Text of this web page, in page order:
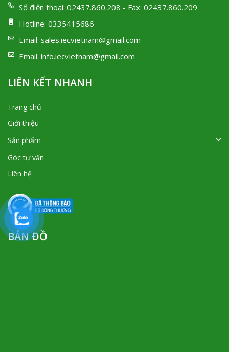
Số điện thoại: 02437.860.208 - Fax: 02437.860.209
Hotline: 0335415686
Email: sales.iecvietnam@gmail.com
Email: info.iecvietnam@gmail.com
LIÊN KẾT NHANH
Trang chủ
Giới thiệu
Sản phẩm
Góc tư vấn
Liên hệ
BẢN ĐỒ